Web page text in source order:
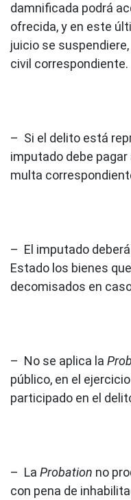
damnificada podrá
ofrecida, y en este
juicio se
civil correspondiente.
– Si el delito está
imputado debe
multa
– El imputado
Estado los bienes
decomisados en
– No se aplica la
público, en el
participado en el
– La Probation no
con pena de